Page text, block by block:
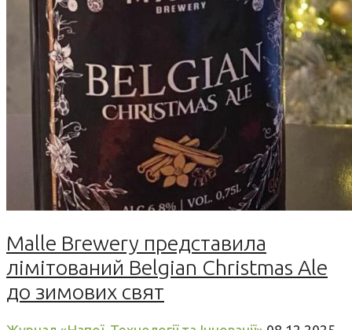
Malle Brewery представила
лімітований Belgian Christmas Ale
до зимових свят